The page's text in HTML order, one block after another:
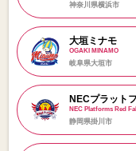
神奈川県横浜市
大垣ミナモ
OGAKI MINAMO
岐阜県大垣市
NECプラット
NEC Platforms Red
静岡県掛川市